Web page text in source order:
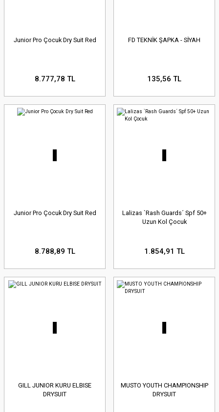
Junior Pro Çocuk Dry Suit Red
8.777,78 TL
FD TEKNİK ŞAPKA - SİYAH
135,56 TL
Junior Pro Çocuk Dry Suit Red
8.788,89 TL
Lalizas `Rash Guards´ Spf 50+
Uzun Kol Çocuk
1.854,91 TL
GILL JUNIOR KURU ELBISE
DRYSUIT
MUSTO YOUTH CHAMPIONSHIP
DRYSUIT